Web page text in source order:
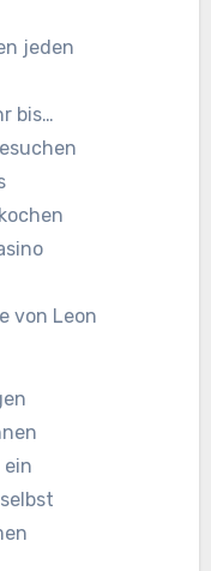
jeden
bis…
von Leon